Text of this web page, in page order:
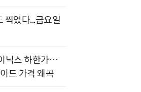
찍었다...금요일
닉스 하한가…
드 가격 왜곡